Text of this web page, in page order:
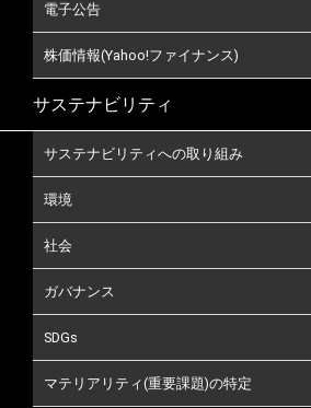
電子公告
株価情報(Yahoo!ファイナンス)
サステナビリティ
サステナビリティへの取り組み
環境
社会
ガバナンス
SDGs
マテリアリティ(重要課題)の特定